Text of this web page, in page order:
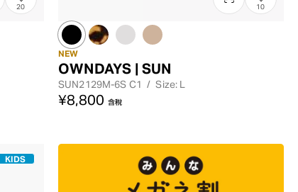
20 10
NEW
OWNDAYS | SUN
SUN2129M-6S C1 / Size: L
¥8,800 含稅
KIDS